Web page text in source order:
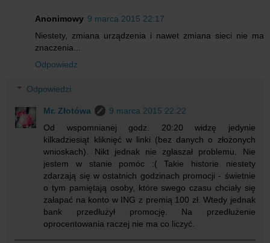
Anonimowy 9 marca 2015 22:17
Niestety, zmiana urządzenia i nawet zmiana sieci nie ma
znaczenia...
Odpowiedz
Odpowiedzi
Mr. Złotówa
9 marca 2015 22:22
Od wspomnianej godz. 20:20 widzę jedynie
kilkadziesiąt kliknięć w linki (bez danych o złożonych
wnioskach). Nikt jednak nie zgłaszał problemu. Nie
jestem w stanie pomóc :( Takie historie niestety
zdarzają się w ostatnich godzinach promocji - świetnie
o tym pamiętają osoby, które swego czasu chciały się
załapać na konto w ING z premią 100 zł. Wtedy jednak
bank przedłużył promocję. Na przedłużenie
oprocentowania raczej nie ma co liczyć.